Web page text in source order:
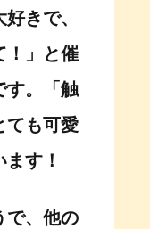
きで、
！」と催
す。「触
ても可愛
す！
で、他の